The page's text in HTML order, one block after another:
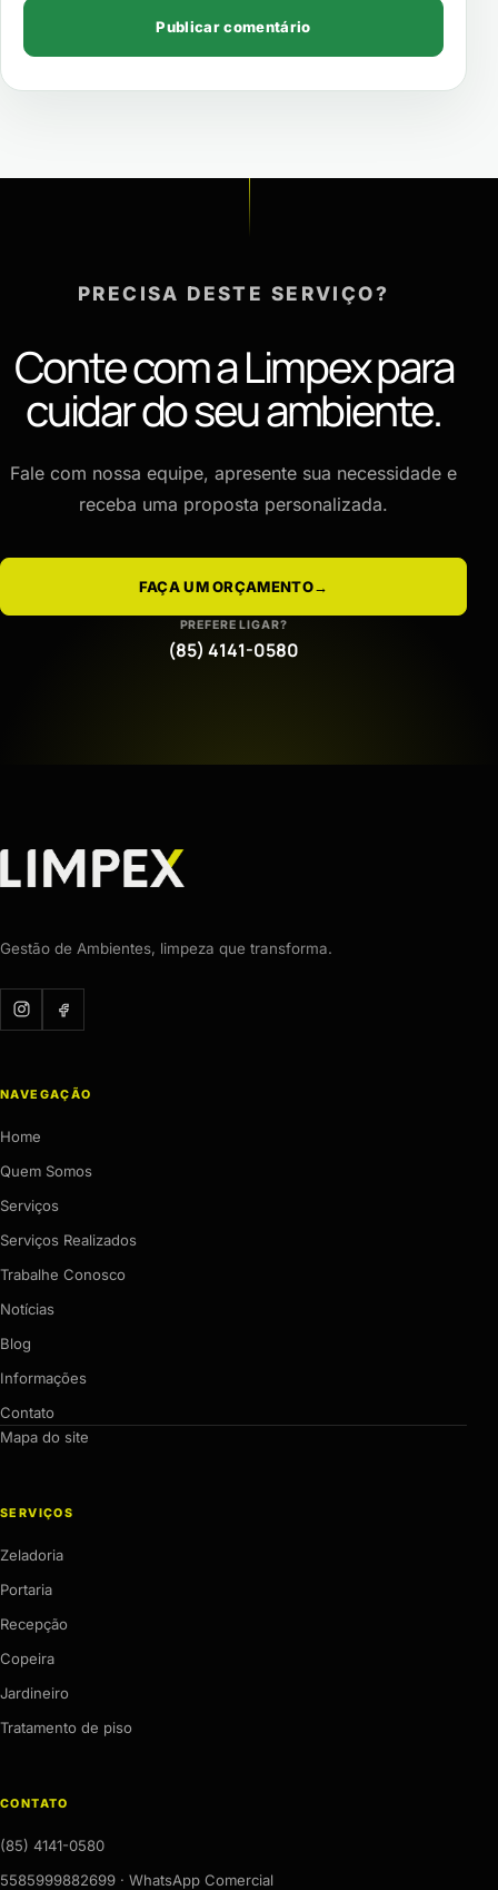
PRECISA DESTE SERVIÇO?
Conte com a Limpex para
cuidar do seu ambiente.
Fale com nossa equipe, apresente sua necessidade e
receba uma proposta personalizada.
FAÇA UM ORÇAMENTO→
PREFERE LIGAR?
(85) 4141-0580
Gestão de Ambientes, limpeza que transforma.
NAVEGAÇÃO
Home
Quem Somos
Serviços
Serviços Realizados
Trabalhe Conosco
Notícias
Blog
Informações
Contato
Mapa do site
SERVIÇOS
Zeladoria
Portaria
Recepção
Copeira
Jardineiro
Tratamento de piso
CONTATO
(85) 4141-0580
5585999882699 · WhatsApp Comercial